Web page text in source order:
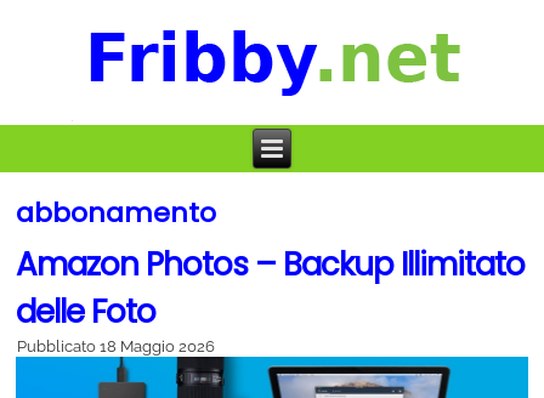
abbonamento
Amazon Photos – Backup Illimitato
delle Foto
Pubblicato 18 Maggio 2026